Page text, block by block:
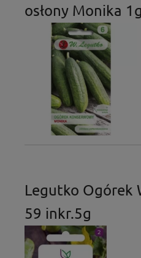
osłony Monika
Legutko Ogórek
59 inkr.5g